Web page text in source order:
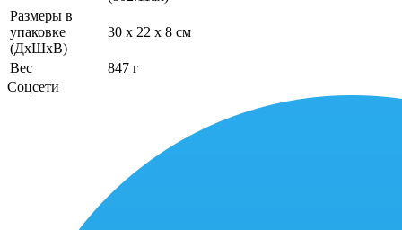
Размеры в
упаковке
(ДхШхВ)
30 x 22 x 8 см
Вес
847 г
Соцсети